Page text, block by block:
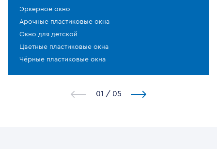
Эркерное окно
Арочные пластиковые окна
Окно для детской
Цветные пластиковые окна
Чёрные пластиковые окна
1 / 5